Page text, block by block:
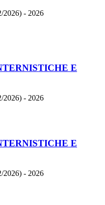
2026) - 2026
E
2026) - 2026
E
2026) - 2026